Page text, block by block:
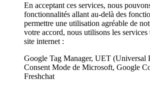
En acceptant ces services, nous
fonctionnalités allant au-delà des
permettre une utilisation agréable de
votre accord, nous utilisons les services
site internet :
Google Tag Manager, UET (Universal
Consent Mode de Microsoft, Google
Freshchat